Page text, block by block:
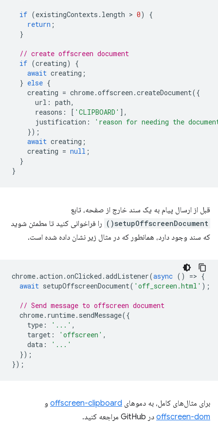
if (existingContexts . length > 0)
{
return ;
}
// create offscreen document
if (creating)
{
await creating ;
} else {
creating = chrome.offscreen .createDocument({
url : path,
reasons : [ 'CLIPBOARD' ],
justification :
'reason for needing the
});
await creating ;
creating = null ;
}
}
قبل از ارسال پیام به یک سند خارج از صفحه، تابع
setupOffscreenDocument()
را فراخوانی کنید تا مطمئن شوید
که سند وجود دارد، همانطور که در مثال زیر نشان داده شده است.
chrome.action .onClicked .addListener(async () => {
await setupOffscreenDocument( 'off_screen.html' );
// Send message to offscreen document
chrome. runtime. sendMessage({
type : '...' ,
target : 'offscreen' ,
data :
'...'
});
});
برای مثال‌های کامل، به دموهای offscreen-clipboard و
offscreen-dom در GitHub مراجعه کنید.